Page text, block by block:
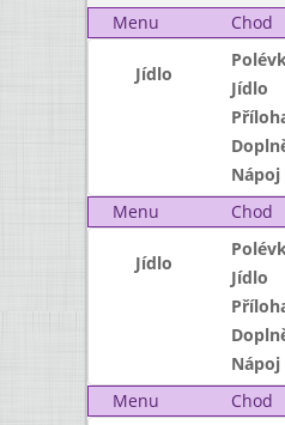
Menu
Chod
Jídlo
Jídlo
Nápoj
Menu
Chod
Jídlo
Jídlo
Nápoj
Menu
Chod